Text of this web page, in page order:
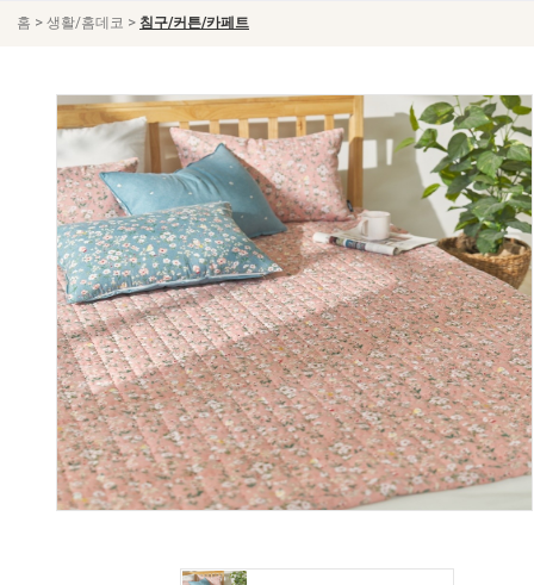
홈 > 생활/홈데코 > 침구/커튼/카페트